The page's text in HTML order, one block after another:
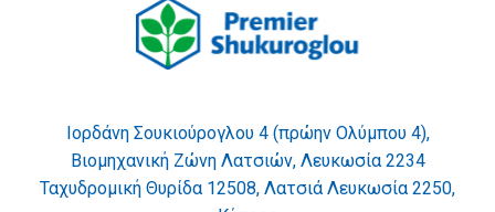
Ιορδάνη Σουκιούρογλου 4 (πρώην Ολύμπου 4),
Βιομηχανική Ζώνη Λατσιών, Λευκωσία 2234
Ταχυδρομική Θυρίδα 12508, Λατσιά Λευκωσία 2250,